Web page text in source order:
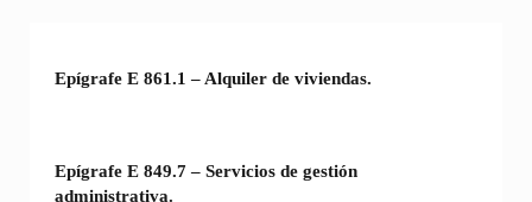
Epígrafe E 861.1 – Alquiler de viviendas.
Epígrafe E 849.7 – Servicios de gestión
administrativa.